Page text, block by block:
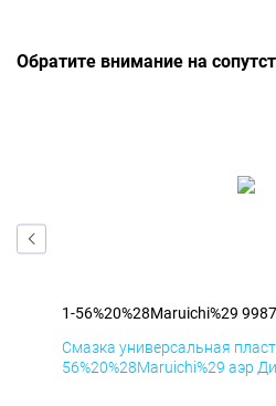
Обратите внимание на
1-56%20%28Maruichi%29
Смазка универсальная
56%20%28Maruichi%29 аэр